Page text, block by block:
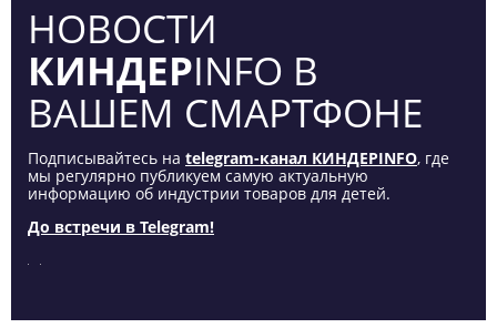
НОВОСТИ
КИНДЕРINFO В
ВАШЕМ СМАРТФОНЕ
Подписывайтесь на telegram-канал КИНДЕРINFO, где
мы регулярно публикуем самую актуальную
информацию об индустрии товаров для детей.
До встречи в Telegram!